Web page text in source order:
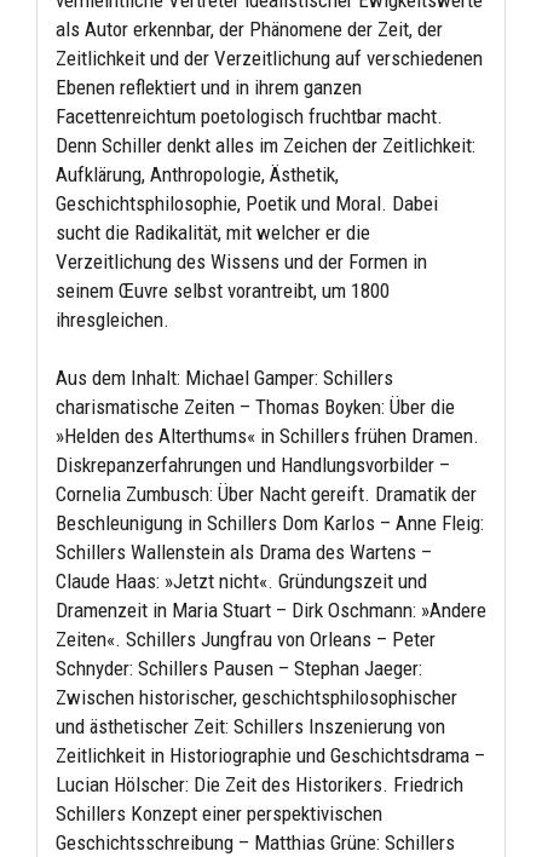
als Autor erkennbar, der Phänomene der Zeit, der
Zeitlichkeit und der Verzeitlichung auf verschiedenen
Ebenen reflektiert und in ihrem ganzen
Facettenreichtum poetologisch fruchtbar macht.
Denn Schiller denkt alles im Zeichen der Zeitlichkeit:
Aufklärung, Anthropologie, Ästhetik,
Geschichtsphilosophie, Poetik und Moral. Dabei
sucht die Radikalität, mit welcher er die
Verzeitlichung des Wissens und der Formen in
seinem Œuvre selbst vorantreibt, um 1800
ihresgleichen.
Aus dem Inhalt: Michael Gamper: Schillers
charismatische Zeiten – Thomas Boyken: Über die
»Helden des Alterthums« in Schillers frühen Dramen.
Diskrepanzerfahrungen und Handlungsvorbilder –
Cornelia Zumbusch: Über Nacht gereift. Dramatik der
Beschleunigung in Schillers Dom Karlos – Anne Fleig:
Schillers Wallenstein als Drama des Wartens –
Claude Haas: »Jetzt nicht«. Gründungszeit und
Dramenzeit in Maria Stuart – Dirk Oschmann: »Andere
Zeiten«. Schillers Jungfrau von Orleans – Peter
Schnyder: Schillers Pausen – Stephan Jaeger:
Zwischen historischer, geschichtsphilosophischer
und ästhetischer Zeit: Schillers Inszenierung von
Zeitlichkeit in Historiographie und Geschichtsdrama –
Lucian Hölscher: Die Zeit des Historikers. Friedrich
Schillers Konzept einer perspektivischen
Geschichtsschreibung – Matthias Grüne: Schillers